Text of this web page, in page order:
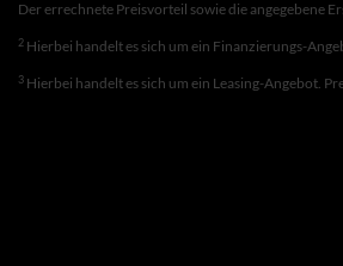
Der errechnete Preisvorteil sowie die angegebene
2 Hierbei handelt es sich um ein Finanzierungs-
3 Hierbei handelt es sich um ein Leasing-Angebot.